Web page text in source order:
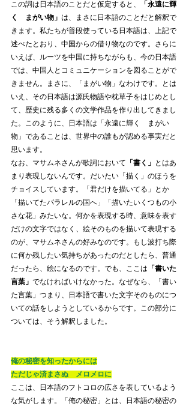
この詞は日本語のことだと仮定すると、
「永遠に輝
く　まがい物」 は、まさに日本語のことだと解釈で
きます。私たちが普段使っている日本語は、上記で
述べたとおり、中国からの借り物なのです。さらに
いえば、ルーツを中国に持ちながらも、今の日本語
では、中国人とコミュニケーションを図ることがで
きません。まさに、「まがい物」なわけです。とは
いえ、その日本語は源氏物語や枕草子をはじめとし
て、歴史に残る多くの文学作品を作り出してきまし
た。このように、日本語は「永遠に輝く　まがい
物」であることは、世界中の誰もが認める事実だと
思います。
なお、マサムネさんが歌詞において 「書く」
とはあ
まり表現しないんです。だいたい「描く」のほうを
チョイスしています。「君だけを描いてる」とか
「描いてたパラレルの国へ」「描いたいくつもの小
さな花」みたいな。何かを表現する時、意味を表す
だけの文字ではなく、絵そのものを描いて表現する
のが、マサムネさんの好みなのです。もし波打ち際
に何か残したい気持ちがあったのだとしたら、普通
だったら、絵になるのです。でも、ここは 「書いた
言葉」 でなければいけなかった。なぜなら、「書い
た言葉」つまり、日本語で書いた文字そのものにつ
いての話をしようとしているからです。この部分に
ついては、そう解釈しました。
俺の秘密を知ったからには
ただじゃ済まさぬ　メロメロに
ここは、日本語のフトコロの広さを表しているよう
な気がします。「俺の秘密」とは、日本語の秘密の